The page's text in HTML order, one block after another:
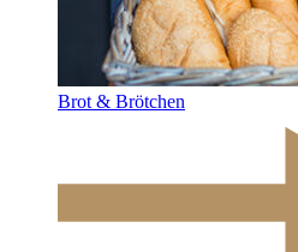
Brot & Brötchen